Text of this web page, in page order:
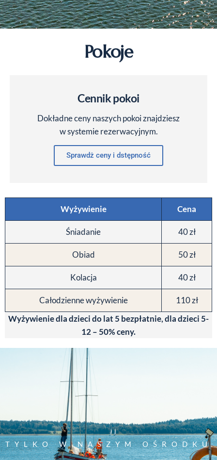
Pokoje
Cennik pokoi
Dokładne ceny naszych pokoi znajdziesz
w systemie rezerwacyjnym.
Sprawdż ceny i dstępność
Wyżywienie Cena
Śniadanie 40 zł
Obiad 50 zł
Kolacja 40 zł
Całodzienne wyżywienie
110 zł
Wyżywienie dla dzieci do lat 5 bezpłatnie, dla dzieci 5-
12 – 50% ceny.
TYLKO W NASZYM OŚRODKU